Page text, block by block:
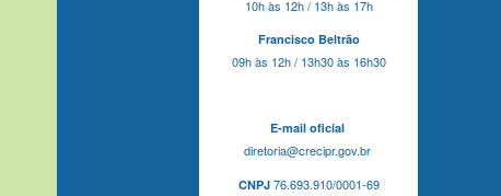
10h às 12h / 13h às 17h
Francisco Beltrão
09h às 12h / 13h30 às 16h30
E-mail oficial
diretoria@crecipr.gov.br
CNPJ76.693.910/0001-69